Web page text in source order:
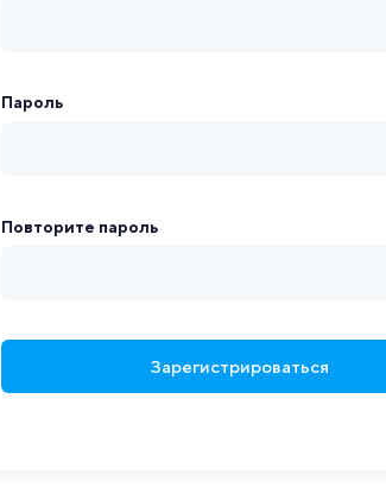
Пароль
Повторите пароль
Зарегистрироваться